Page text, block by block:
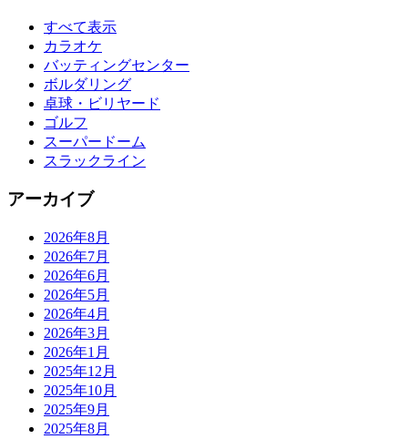
すべて表示
カラオケ
バッティングセンター
ボルダリング
卓球・ビリヤード
ゴルフ
スーパードーム
スラックライン
アーカイブ
2026年8月
2026年7月
2026年6月
2026年5月
2026年4月
2026年3月
2026年1月
2025年12月
2025年10月
2025年9月
2025年8月